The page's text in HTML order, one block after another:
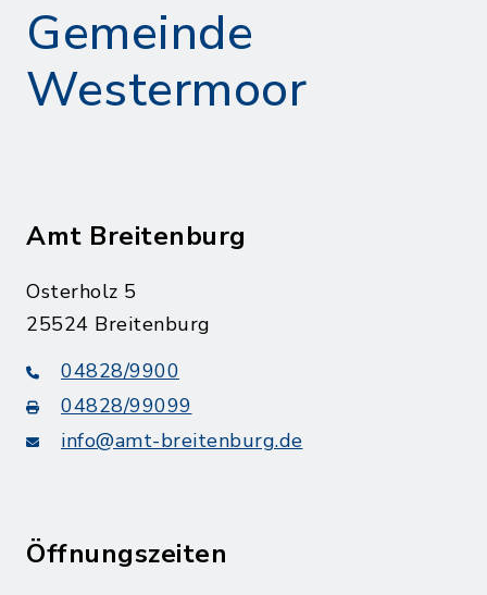
Gemeinde
Westermoor
Amt Breitenburg
Osterholz 5
25524 Breitenburg
04828/9900
04828/99099
info@amt-breitenburg.de
Öffnungszeiten